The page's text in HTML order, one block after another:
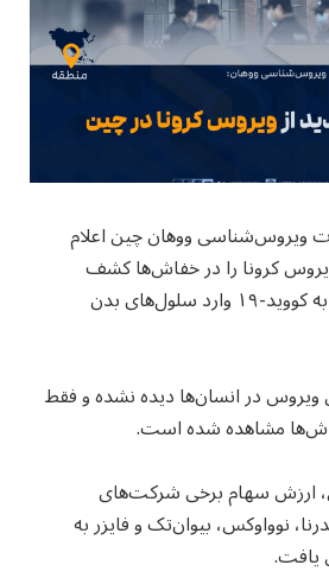
ویروس‌شناسی ووهان چین اعلام
کرونا را در خفاش‌ها کشف
کرده‌اند که با شیوه مشابه کووید-۱۹ وارد سلول‌های بدن
ویروس در انسان‌ها دیده نشده و فقط
مشاهده شده است.
ارزش سهام برخی شرکت‌های
نوواوکس، بیوان‌تک و فایزر به
یافت.